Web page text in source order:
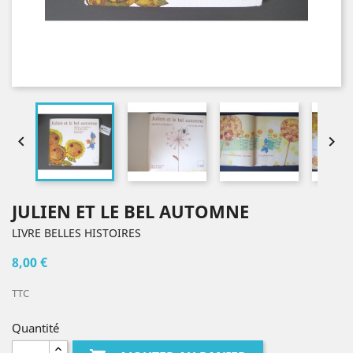
 
JULIEN ET LE BEL AUTOMNE
LIVRE BELLES HISTOIRES
8,00 €
TTC
Quantité